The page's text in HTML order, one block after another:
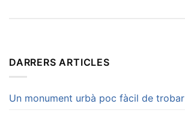
DARRERS ARTICLES
Un monument urbà poc fàcil de trobar